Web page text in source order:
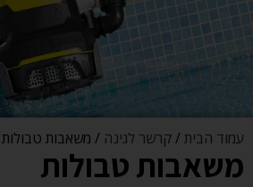
עמוד הבית/קרשר לגינה / משאבות טבולות
משאבות טבולות